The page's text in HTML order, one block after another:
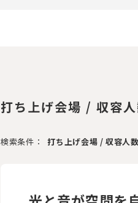
打ち上げ会場 / 収容
検索条件： 打ち上げ会場 / 収容人